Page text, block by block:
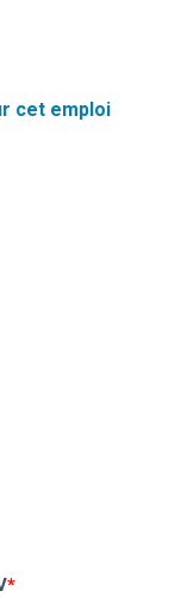
cet emploi
*